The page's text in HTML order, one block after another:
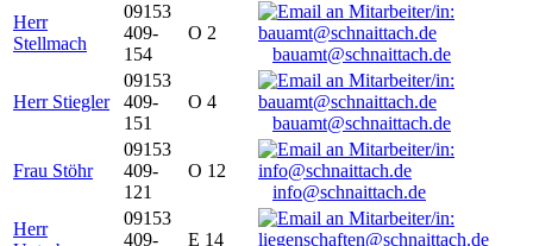
Herr
Stellmach
09153
409-
154
O 2
bauamt@schnaittach.de
Herr Stiegler
09153
409-
151
O 4
bauamt@schnaittach.de
Frau Stöhr
09153
409-
121
O 12
info@schnaittach.de
Herr
09153
409-
E 14